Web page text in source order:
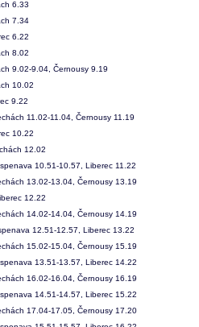
6.33
7.34
6.22
8.02
9.02-9.04, Černousy 9.19
10.02
9.22
11.02-11.04, Černousy 11.19
10.22
12.02
10.51-10.57, Liberec 11.22
13.02-13.04, Černousy 13.19
12.22
14.02-14.04, Černousy 14.19
12.51-12.57, Liberec 13.22
15.02-15.04, Černousy 15.19
13.51-13.57, Liberec 14.22
16.02-16.04, Černousy 16.19
14.51-14.57, Liberec 15.22
17.04-17.05, Černousy 17.20